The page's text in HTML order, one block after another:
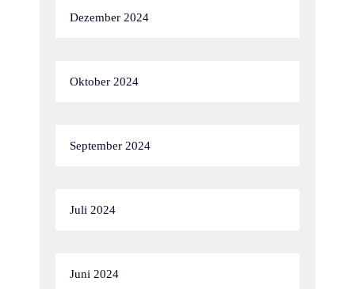
Dezember 2024
Oktober 2024
September 2024
Juli 2024
Juni 2024